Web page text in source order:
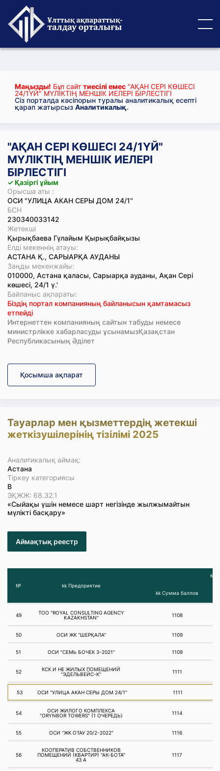
Маңызды! Бұл сайт тиесілі емес "АҚАН СЕРІ КӨШЕСІ
24/1ҮЙ" МҮЛІКТІҢ МЕНШІК ИЕЛЕРІ БІРЛЕСТІГІ
Сіз порталда кәсіпорын туралы аналитикалық есепті
қарап жатырсыз Аналитикалық.
"АҚАН СЕРІ КӨШЕСІ 24/1ҮЙ"
МҮЛІКТІҢ МЕНШІК ИЕЛЕРІ
БІРЛЕСТІГІ
✓ Қазіргі ұйым
Орысша аты :
ОСИ "УЛИЦА АКАН СЕРЫ ДОМ 24/1"
БСН
230340033142
Жетекші
Қырықбаева Гүлайым Қырықбайқызы
Елді мекеннің атауы:
АСТАНА Қ., САРЫАРҚА АУДАНЫ
Заңды мекенжайы:
010000, Астана қаласы, Сарыарқа ауданы, Ақан Сері
көшесі, 24/1 ү.'
Байланыс ақпараты:
Біздің портал компанияның байланысын қамтамасыз
етпейді
Интернеттен компанияның сайтын табуды немесе
министрлікке хабарласуды ұсынамызҚазақстан
Республикасының Әділет
Қосымша ақпарат
Тауарлар мен қызметтердің жетекші
жеткізушілерінің тізілімі 2025
Аналитикалық аймақ:
Астана
Тіркеу категориясы
В
ЭҚЖЖ: 68.32.1
«Сыйақы үшін немесе шарт негізінде жылжымайтын
мүлікті басқару»
Аймақтық реестр
№ kk Предприятие
kk Сумма баллов
49
ТОО "ROYAL CONSULTING AGENCY
KAZAKHSTAN"
1108
50 ОСИ ЖК "ШЕРҚАЛА" 1109
51 ОСИ "СЕМЬ БОЧЕК 3-2021" 1109
52
КСК И НЕ ЖИЛЫХ ПОМЕЩЕНИЙ
"ЭДЕЛЬВЕЙС-К"
1111
53 ОСИ "УЛИЦА АКАН СЕРЫ ДОМ 24/1" 1111
54
ОСИ ЖИЛОГО КОМПЛЕКСА
"ORYNBOR TOWERS" (1 ОЧЕРЕДЬ)
1114
55 ОСИ "ЖК ОТАУ 20/2-2022" 1116
56
КООПЕРАТИВ СОБСТВЕННИКОВ
ПОМЕЩЕНИЙ (КВАРТИР) "АК-БОТА"
43 А
1117